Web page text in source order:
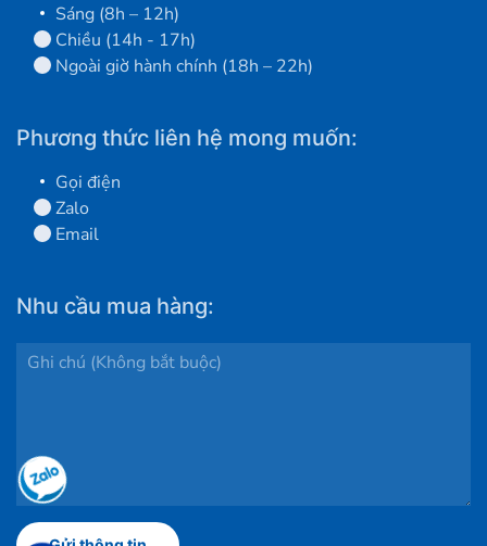
Sáng (8h – 12h)
Chiều (14h - 17h)
Ngoài giờ hành chính (18h – 22h)
Phương thức liên hệ mong muốn:
Gọi điện
Zalo
Email
Nhu cầu mua hàng: